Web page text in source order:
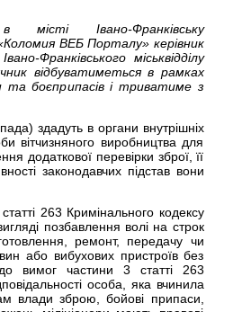
Івано-Франківську
«Коломия ВЕБ Порталу» керівник
Франківського міськвідділу
відбуватиметься в рамках
та боєприпасів і триватиме з
здадуть в органи внутрішніх
вітчизняного виробництва для
додаткової перевірки зброї, її
законодавчих підстав вони
263 Кримінального кодексу
позбавлення волі на строк
ремонт, передачу чи
або вибухових пристроїв без
вимог частини 3 статті 263
особа, яка вчинила
влади зброю, бойові припаси,